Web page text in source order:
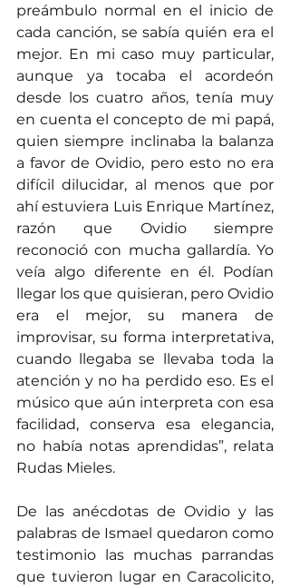
preámbulo normal en el inicio de
cada canción, se sabía quién era el
mejor. En mi caso muy particular,
aunque ya tocaba el acordeón
desde los cuatro años, tenía muy
en cuenta el concepto de mi papá,
quien siempre inclinaba la balanza
a favor de Ovidio, pero esto no era
difícil dilucidar, al menos que por
ahí estuviera Luis Enrique Martínez,
razón que Ovidio siempre
reconoció con mucha gallardía. Yo
veía algo diferente en él. Podían
llegar los que quisieran, pero Ovidio
era el mejor, su manera de
improvisar, su forma interpretativa,
cuando llegaba se llevaba toda la
atención y no ha perdido eso. Es el
músico que aún interpreta con esa
facilidad, conserva esa elegancia,
no había notas aprendidas”, relata
Rudas Mieles.
De las anécdotas de Ovidio y las
palabras de Ismael quedaron como
testimonio las muchas parrandas
que tuvieron lugar en Caracolicito,